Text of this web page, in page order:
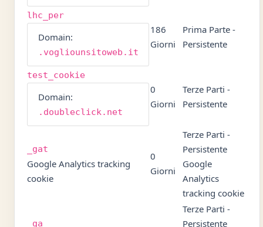
lhc_per
Domain:
.vogliounsitoweb.it
186
Giorni
Prima Parte -
Persistente
test_cookie
Domain:
.doubleclick.net
0
Giorni
Terze Parti -
Persistente
_gat
Google Analytics tracking
cookie
0
Giorni
Terze Parti -
Persistente
Google
Analytics
tracking cookie
_ga
Terze Parti -
Persistente